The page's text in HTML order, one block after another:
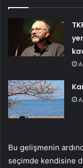
Bu gelişmenin
seçimde kendisine